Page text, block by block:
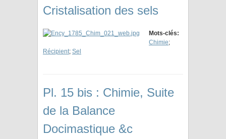
Cristalisation des sels
Mots-clés:
Chimie;
Récipient; Sel
Pl. 15 bis : Chimie, Suite
de la Balance
Docimastique &c